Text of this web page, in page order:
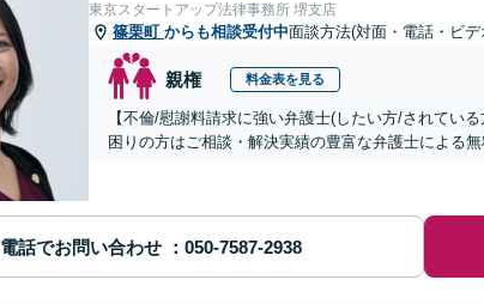
東京スタートアップ法律事務所 堺支店
篠栗町 からも相談受付中面談方法(対面・電話・ビ
親権 料金表を見る
【不倫/慰謝料請求に強い弁護士(したい方/されてい
困りの方はご相談・解決実績の豊富な弁護士による
電話でお問い合わせ